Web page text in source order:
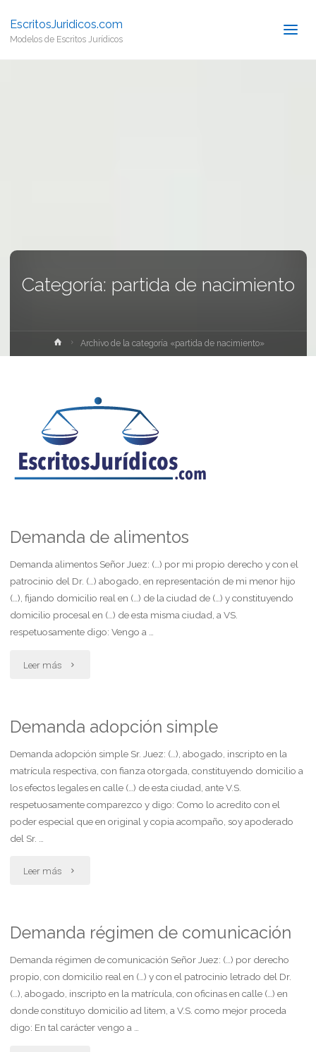
EscritosJuridicos.com
Modelos de Escritos Jurídicos
Categoría: partida de nacimiento
InicioArchivo de la categoría «partida de nacimiento»
Demanda de alimentos
Demanda alimentos Señor Juez: (…) por mi propio derecho y con el
patrocinio del Dr. (…) abogado, en representación de mi menor hijo
(…), fijando domicilio real en (…) de la ciudad de (…) y constituyendo
domicilio procesal en (…) de esta misma ciudad, a VS.
respetuosamente digo: Vengo a …
Leer más "Demanda
alimentos"
Demanda adopción simple
Demanda adopción simple Sr. Juez: (…), abogado, inscripto en la
matrícula respectiva, con fianza otorgada, constituyendo domicilio a
los efectos legales en calle (…) de esta ciudad, ante V.S.
respetuosamente comparezco y digo: Como lo acredito con el
poder especial que en original y copia acompaño, soy apoderado
del Sr. …
Leer más "Demanda
simple"
Demanda régimen de comunicación
Demanda régimen de comunicación Señor Juez: (…) por derecho
propio, con domicilio real en (…) y con el patrocinio letrado del Dr.
(…), abogado, inscripto en la matrícula, con oficinas en calle (…) en
donde constituyo domicilio ad litem, a V.S. como mejor proceda
digo: En tal carácter vengo a …